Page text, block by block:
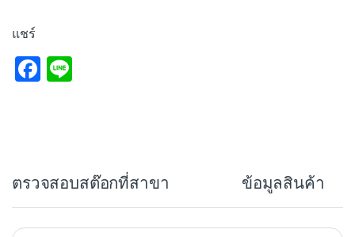
แชร์
F
o
o
ตรวจสอบสต๊อกที่สาขา ข้อมูลสินค้า